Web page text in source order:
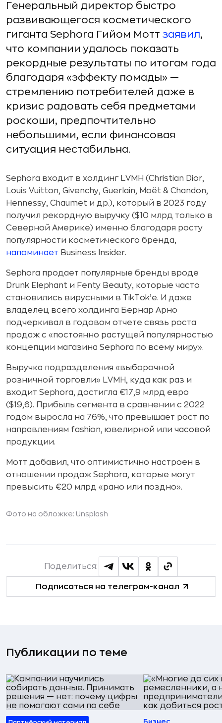
Генеральный директор быстро
развивающегося косметического
гиганта Sephora Гийом Мотт заявил,
что компании удалось показать
рекордные результаты по итогам года
благодаря «эффекту помады» —
стремлению потребителей даже в
кризис радовать себя предметами
роскоши, предпочтительно
небольшими, если финансовая
ситуация нестабильна.
Sephora входит в холдинг LVMH (Christian Dior,
Louis Vuitton, Givenchy, Guerlain, Moët & Chandon,
Hennessy, Chaumet и др.), который в 2023 году
получил рекордную выручку ($10 млрд только в
Северной Америке) именно благодаря росту
популярности косметического бренда,
напоминает Business Insider.
Sephora продает популярные бренды вроде
Drunk Elephant и Fenty Beauty, которые часто
становились вирусными в TikTok’е. И даже
владелец всего холдинга Бернар Арно
подчеркивал в годовом отчете связь роста
продаж с «постоянно растущей популярностью
концепции магазина Sephora по всему миру».
Выручка подразделения «выборочной
розничной торговли» LVMH, куда как раз и
входит Sephora, достигла €17,9 млрд евро
($19,6). Прибыль сегмента в сравнении с 2022
годом выросла на 76%, что превышает рост по
направлениям fashion, ювелирной или часовой
продукции.
Мотт добавил, что оптимистично настроен в
отношении продаж Sephora, которые могут
превысить €20 млрд «рано или поздно».
Фото на обложке: Unsplash
Подписаться на телеграм-канал
Поделиться:
Публикации по теме
Бизнес